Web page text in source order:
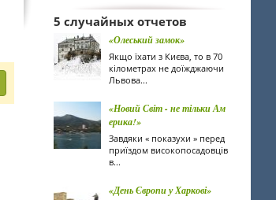
5 случайных отчетов
«Олеський замок»
Якщо їхати з Києва, то в 70
кілометрах не доїжджаючи
Львова...
«Новий Світ - не тільки Ам
ерика!»
Завдяки « показухи » перед
приїздом високопосадовців
в...
«День Європи у Харкові»